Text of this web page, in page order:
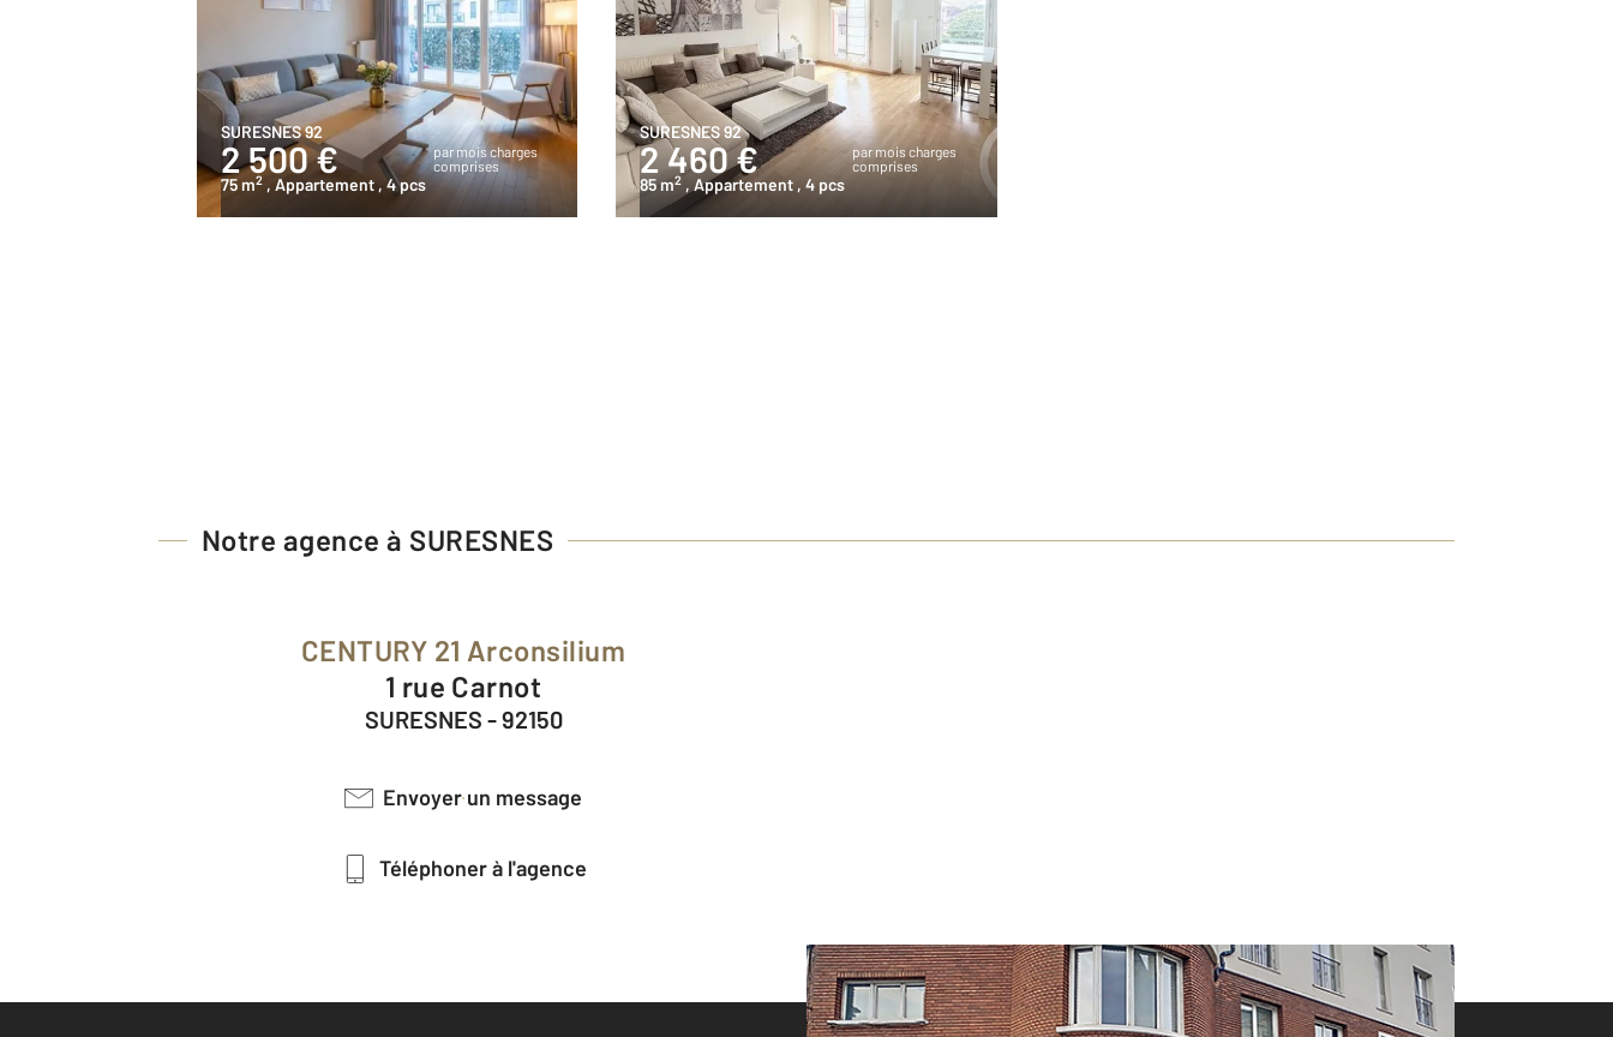
SURESNES 92
2 500 €
par mois charges
comprises
75 m2 , Appartement , 4 pcs
SURESNES 92
2 460 €
par mois charges
comprises
85 m2 , Appartement , 4 pcs
Notre agence à SURESNES
CENTURY 21 Arconsilium
1 rue Carnot
SURESNES - 92150
Envoyer un message
Téléphoner à l'agence